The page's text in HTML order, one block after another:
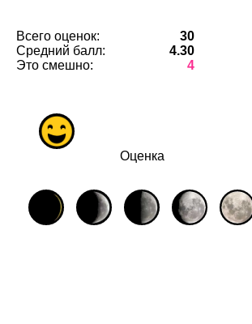
Всего оценок:
30
Средний балл:
4.30
Это смешно:
4
Оценка